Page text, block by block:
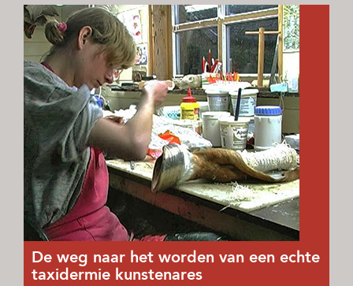
De weg naar het worden van een echte
taxidermie kunstenares